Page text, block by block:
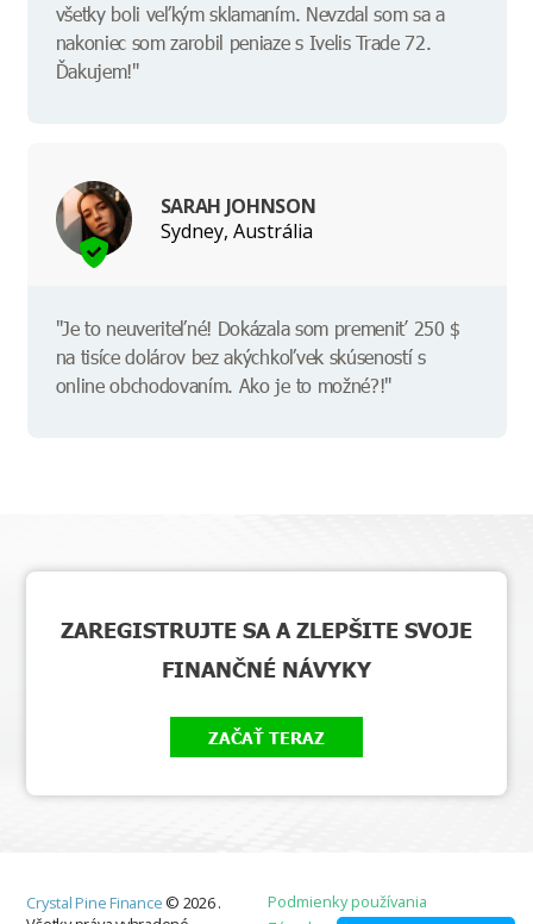
všetky boli veľkým sklamaním. Nevzdal som sa a
nakoniec som zarobil peniaze s Ivelis Trade 72.
Ďakujem!"
SARAH JOHNSON
Sydney, Austrália
"Je to neuveriteľné! Dokázala som premeniť 250 $
na tisíce dolárov bez akýchkoľvek skúseností s
online obchodovaním. Ako je to možné?!"
ZAREGISTRUJTE SA A ZLEPŠITE SVOJE
FINANČNÉ NÁVYKY
ZAČAŤ TERAZ
Crystal Pine Finance © 2026.
Podmienky používania